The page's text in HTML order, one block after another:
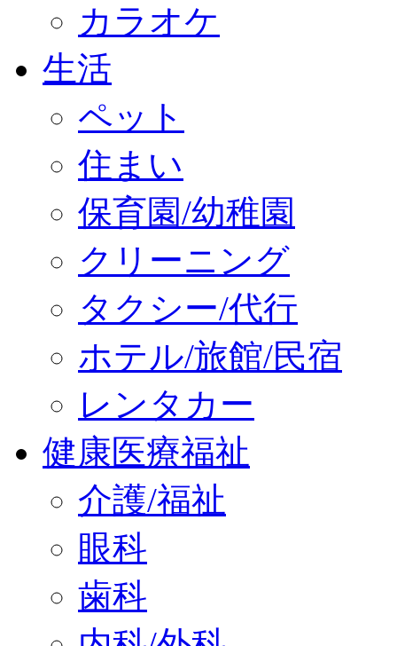
カラオケ
生活
ペット
住まい
保育園/幼稚園
クリーニング
タクシー/代行
ホテル/旅館/民宿
レンタカー
健康医療福祉
介護/福祉
眼科
歯科